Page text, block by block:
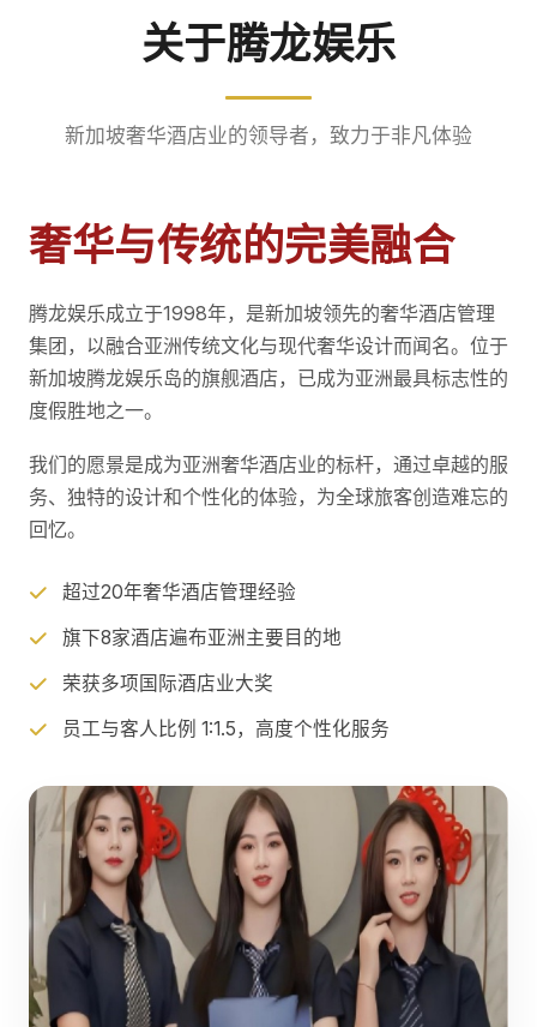
关于腾龙娱乐
新加坡奢华酒店业的领导者，致力于非凡体验
奢华与传统的完美融合
腾龙娱乐成立于1998年，是新加坡领先的奢华酒店管理
集团，以融合亚洲传统文化与现代奢华设计而闻名。位于
新加坡腾龙娱乐岛的旗舰酒店，已成为亚洲最具标志性的
度假胜地之一。
我们的愿景是成为亚洲奢华酒店业的标杆，通过卓越的服
务、独特的设计和个性化的体验，为全球旅客创造难忘的
回忆。
超过20年奢华酒店管理经验
旗下8家酒店遍布亚洲主要目的地
荣获多项国际酒店业大奖
员工与客人比例 1:1.5，高度个性化服务